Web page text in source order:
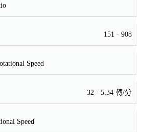
151 - 908
Speed
32 - 5.34 轉/分
Speed